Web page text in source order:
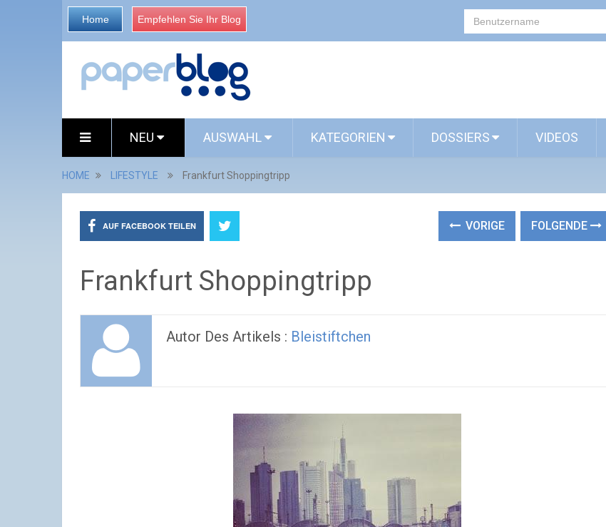
Home Empfehlen Sie Ihr Blog
NEU AUSWAHL KATEGORIEN DOSSIERS VIDEOS
HOME LIFESTYLE Frankfurt Shoppingtripp
AUF FACEBOOK TEILEN VORIGE FOLGENDE
Frankfurt Shoppingtripp
Autor Des Artikels : Bleistiftchen